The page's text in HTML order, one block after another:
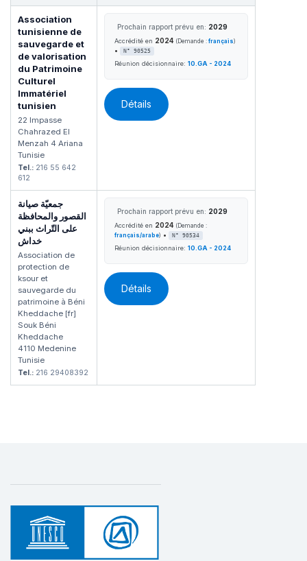
Association
tunisienne de
sauvegarde et
de valorisation
du Patrimoine
Culturel
Immatériel
tunisien
22 Impasse
Chahrazed El
Menzah 4 Ariana
Tunisie
Tel.: 216 55 642
612
Prochain rapport prévu en: 2029
Accrédité en 2024 (Demande : français)
• N° 90525
Réunion décisionnaire: 10.GA - 2024
Détails
جمعيّة صيانة
القصور والمحافظة
على التّراث ببني
خداش
Association de
protection de
ksour et
sauvegarde du
patrimoine à Béni
Kheddache [fr]
Souk Béni
Kheddache
4110 Medenine
Tunisie
Tel.: 216 29408392
Prochain rapport prévu en: 2029
Accrédité en 2024 (Demande :
français/arabe) • N° 90534
Réunion décisionnaire: 10.GA - 2024
Détails